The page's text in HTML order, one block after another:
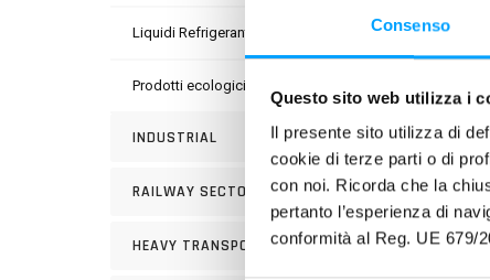
Consenso
Questo sito web utilizza i
Il presente sito utilizza di
cookie di terze parti o di
con noi. Ricorda che la
pertanto l’esperienza di
conformità al Reg. UE 679/
Liquidi Refrigeranti
Prodotti ecologici
INDUSTRIAL
RAILWAY SECTOR
HEAVY TRANSPORT